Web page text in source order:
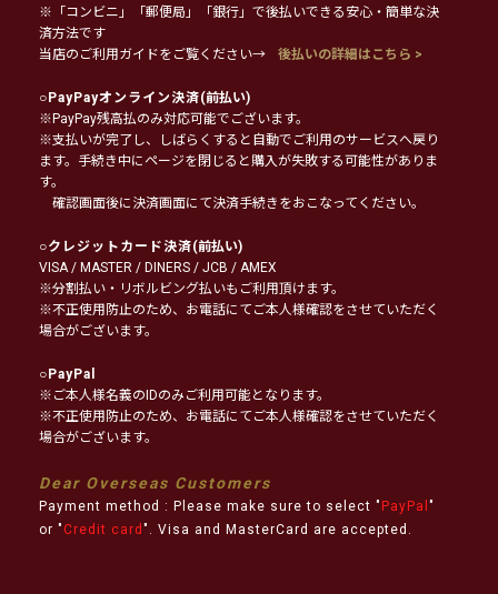
※「コンビニ」「郵便局」「銀行」で後払いできる安心・簡単な決
済方法です
当店のご利用ガイドをご覧ください→
後払いの詳細はこちら >
○PayPayオンライン決済(前払い)
※PayPay残高払のみ対応可能でございます。
※支払いが完了し、しばらくすると自動でご利用のサービスへ戻り
ます。手続き中にページを閉じると購入が失敗する可能性がありま
す。
確認画面後に決済画面にて決済手続きをおこなってください。
○クレジットカード決済(前払い)
VISA / MASTER / DINERS / JCB / AMEX
※分割払い・リボルビング払いもご利用頂けます。
※不正使用防止のため、お電話にてご本人様確認をさせていただく
場合がございます。
○PayPal
※ご本人様名義のIDのみご利用可能となります。
※不正使用防止のため、お電話にてご本人様確認をさせていただく
場合がございます。
Dear Overseas Customers
Payment method : Please make sure to select " PayPal "
or " Credit card ". Visa and MasterCard are accepted.